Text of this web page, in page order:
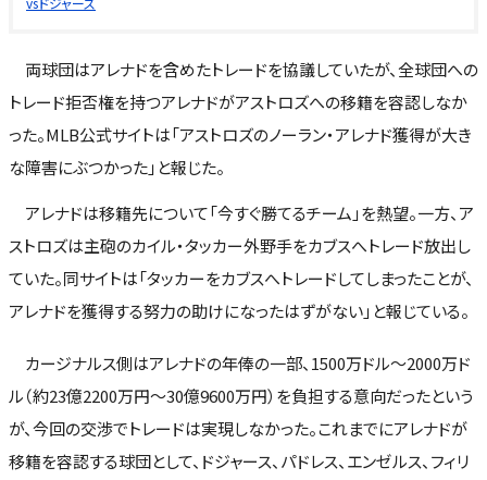
両球団はアレナドを含めたトレードを協議していたが、全球団への
トレード拒否権を持つアレナドがアストロズへの移籍を容認しなか
った。MLB公式サイトは「アストロズのノーラン・アレナド獲得が大き
な障害にぶつかった」と報じた。
アレナドは移籍先について「今すぐ勝てるチーム」を熱望。一方、ア
ストロズは主砲のカイル・タッカー外野手をカブスへトレード放出し
ていた。同サイトは「タッカーをカブスへトレードしてしまったことが、
アレナドを獲得する努力の助けになったはずがない」と報じている。
カージナルス側はアレナドの年俸の一部、1500万ドル～2000万ド
ル（約23億2200万円～30億9600万円）を負担する意向だったという
が、今回の交渉でトレードは実現しなかった。これまでにアレナドが
移籍を容認する球団として、ドジャース、パドレス、エンゼルス、フィリ